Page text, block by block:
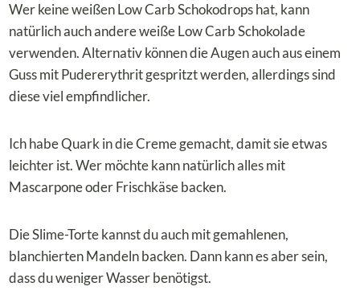
Wer keine weißen Low Carb Schokodrops hat, kann
natürlich auch andere weiße Low Carb Schokolade
verwenden. Alternativ können die Augen auch aus einem
Guss mit Pudererythrit gespritzt werden, allerdings sind
diese viel empfindlicher.
Ich habe Quark in die Creme gemacht, damit sie etwas
leichter ist. Wer möchte kann natürlich alles mit
Mascarpone oder Frischkäse backen.
Die Slime-Torte kannst du auch mit gemahlenen,
blanchierten Mandeln backen. Dann kann es aber sein,
dass du weniger Wasser benötigst.